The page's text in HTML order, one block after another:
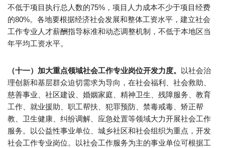
不低于项目执行总人数的75%，项目人力成本不少于项目经费
的80%。各地要根据经济社会发展和整体工资水平，建立社会
工作专业人才薪酬指导标准和动态调整机制，不低于本地区当
年平均工资水平。
（十一）加大重点领域社会工作专业岗位开发力度。
以社会治
理创新和基层群众迫切需求为导向，在社会福利、社会救助、
慈善事业、社区建设、婚姻家庭、精神卫生、残障服务、教育
工作、就业援助、职工帮扶、犯罪预防、禁毒戒毒、矫正帮
教、卫生健康、纠纷调解、应急处置等领域大力开展社会工作
服务。以公益性事业单位、城乡社区和社会组织为重点，开发
社会工作专业岗位。以社会工作服务为主的事业单位可根据工